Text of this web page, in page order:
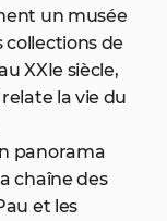
un musée
collections de
XXIe siècle,
la vie du
panorama
chaîne des
et les